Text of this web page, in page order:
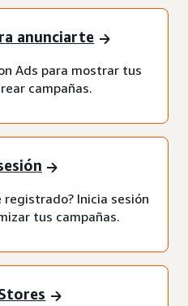
anunciarte
Ads para mostrar tus
campañas.
registrado? Inicia sesión
tus campañas.